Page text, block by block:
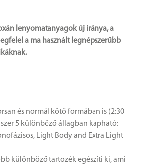
lenyomatanyagok új iránya, a
a ma használt legnépszerűbb
és normál kötő formában is (2:30
5 különböző állagban kapható:
Light Body and Extra Light
különböző tartozék egészíti ki, ami